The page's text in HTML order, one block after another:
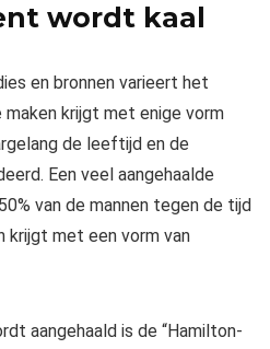
wordt kaal
en bronnen varieert het
krijgt met enige vorm
de leeftijd en de
Een veel aangehaalde
van de mannen tegen de tijd
krijgt met een vorm van
aangehaald is de “Hamilton-